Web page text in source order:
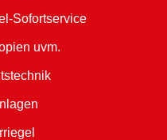
Sofortservice
uvm.